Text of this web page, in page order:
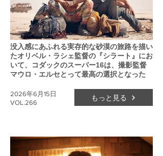
没入感にあふれる実存的な砂漠の旅路を描い
たオリベル・ラシェ監督の『シラート』にお
いて、コダックのスーパー16は、撮影監督
マウロ・エルセとって最高の選択となった
VOL.266
2026年6月15日 もっと見る